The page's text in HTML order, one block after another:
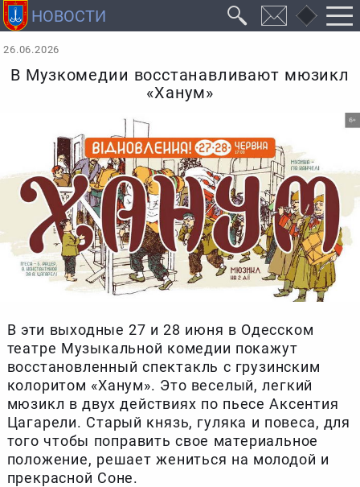
26.06.2026
В Музкомедии восстанавливают мюзикл
«Ханум»
В эти выходные 27 и 28 июня в Одесском
театре Музыкальной комедии покажут
восстановленный спектакль с грузинским
колоритом «Ханум». Это веселый, легкий
мюзикл в двух действиях по пьесе Аксентия
Цагарели. Старый князь, гуляка и повеса, для
того чтобы поправить свое материальное
положение, решает жениться на молодой и
прекрасной Соне.